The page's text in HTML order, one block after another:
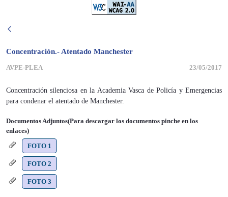
Concentración.- Atentado Manchester
AVPE-PLEA 23/05/2017
Concentración silenciosa en la Academia Vasca de Policía y Emergencias
para condenar el atentado de Manchester.
Documentos Adjuntos(Para descargar los documentos pinche en los
enlaces)
FOTO 1
FOTO 2
FOTO 3